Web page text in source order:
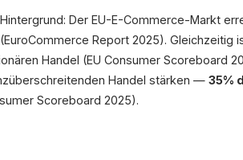
Der EU-E-Commerce-Markt
Report 2025). Gleichzeitig
Handel (EU Consumer Scoreboard
Handel stärken — 35%
Scoreboard 2025).